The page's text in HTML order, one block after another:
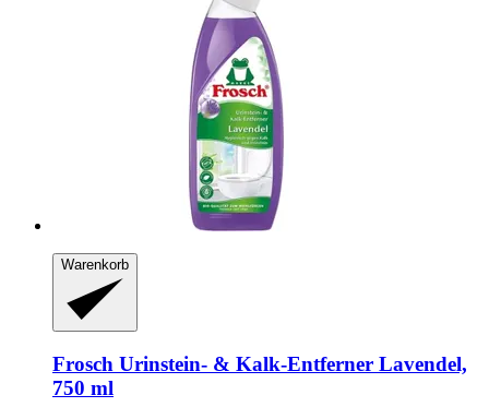
Warenkorb
Frosch Urinstein-​ & Kalk-​Entferner Lavendel,
750 ml